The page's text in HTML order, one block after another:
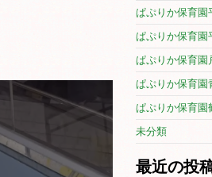
ぱぷりか保育園
ぱぷりか保育園
ぱぷりか保育園
ぱぷりか保育園
ぱぷりか保育園
未分類
最近の投